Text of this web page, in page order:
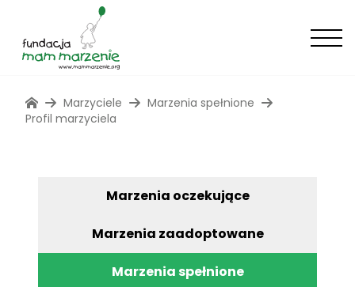
Marzyciele
Marzenia spełnione
Profil marzyciela
Marzenia oczekujące
Marzenia zaadoptowane
Marzenia spełnione